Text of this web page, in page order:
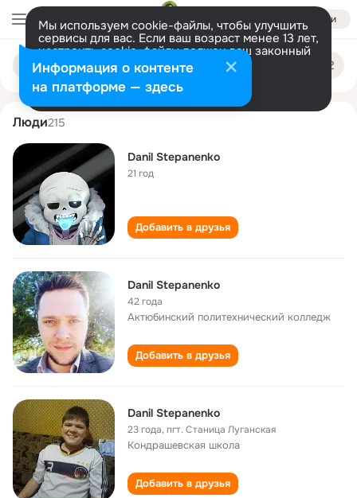
Войти
Мы используем cookie-файлы, чтобы улучшить
сервисы для вас. Если ваш возраст менее 13 лет,
настроить cookie-файлы должен ваш законный
представитель. Больше информации
Разрешить все Настроить
Поиск
людям
danil stepanenko
Люди215
Danil Stepanenko
21 год
Добавить в друзья
Danil Stepanenko
42 года
Актюбинский политехнический колледж
Добавить в друзья
Danil Stepanenko
23 года,пгт. Станица Луганская
Кондрашевская школа
Добавить в друзья
Информация о контенте
на платформе — здесь